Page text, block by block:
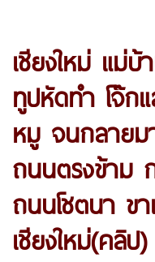
เชียงใหม่ แม่บ้
ทูปหัดทำ โจ๊กแ
หมู จนกลายม
ถนนตรงข้า
ถนนโชตนา ขา
เชียงใหม่(คลิป)